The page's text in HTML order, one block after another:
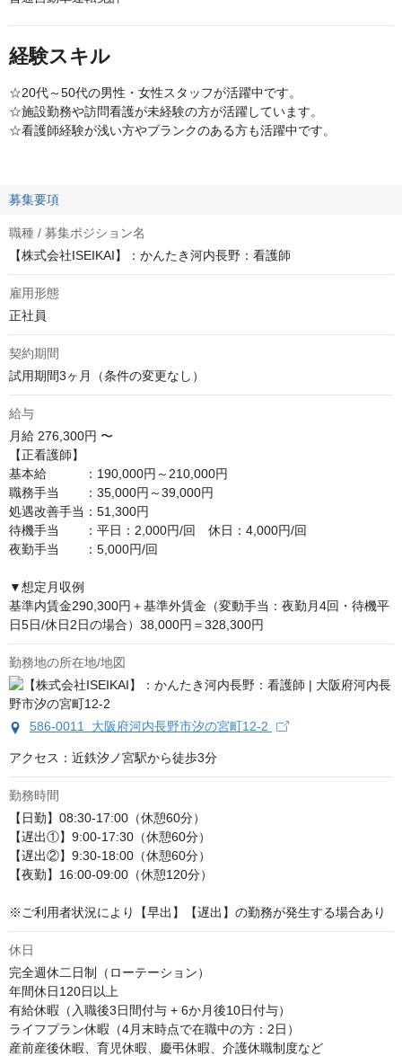
経験スキル
☆20代～50代の男性・女性スタッフが活躍中です。
☆施設勤務や訪問看護が未経験の方が活躍しています。
☆看護師経験が浅い方やブランクのある方も活躍中です。
募集要項
職種 / 募集ポジション名
【株式会社ISEIKAI】：かんたき河内長野：看護師
雇用形態
正社員
契約期間
試用期間3ヶ月（条件の変更なし）
給与
月給 276,300円 〜
【正看護師】
基本給　　　：190,000円～210,000円
職務手当　　：35,000円～39,000円
処遇改善手当：51,300円
待機手当　　：平日：2,000円/回　休日：4,000円/回
夜勤手当　　：5,000円/回
▼想定月収例
基準内賃金290,300円＋基準外賃金（変動手当：夜勤月4回・待機平
日5日/休日2日の場合）38,000円＝328,300円
勤務地の所在地/地図
586-0011 大阪府河内長野市汐の宮町12-2
アクセス：近鉄汐ノ宮駅から徒歩3分
勤務時間
【日勤】08:30-17:00（休憩60分）
【遅出①】9:00-17:30（休憩60分）
【遅出②】9:30-18:00（休憩60分）
【夜勤】16:00-09:00（休憩120分）
※ご利用者状況により【早出】【遅出】の勤務が発生する場合あり
休日
完全週休二日制（ローテーション）
年間休日120日以上
有給休暇（入職後3日間付与 + 6か月後10日付与）
ライフプラン休暇（4月末時点で在職中の方：2日）
産前産後休暇、育児休暇、慶弔休暇、介護休職制度など